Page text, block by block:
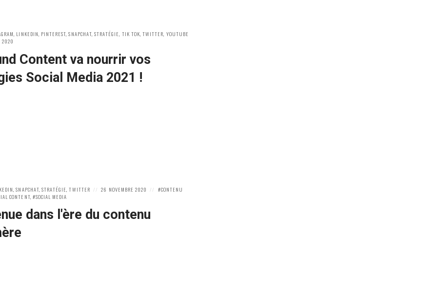
, LINKEDIN, PINTEREST,SNAPCHAT, STRATÉGIE, TIK TOK,TWITTER, YOUTUBE
2020
Content va nourrir vos
Social Media 2021 !
,SNAPCHAT, STRATÉGIE ,TWITTER
POSTED
26 NOVEMBRE 2020
POSTED
CONTENU
CONTENT, SOCIAL MEDIA
dans l'ère du contenu